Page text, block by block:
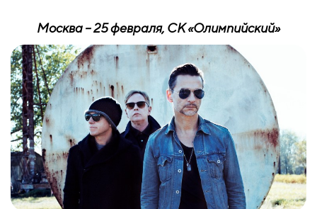
Москва – 25 февраля, СК «Олимпийский»